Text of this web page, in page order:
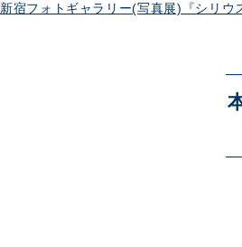
新宿フォトギャラリー(写真展)『シリウ